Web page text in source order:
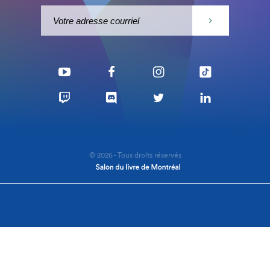
© 2026 - Tous droits réservés